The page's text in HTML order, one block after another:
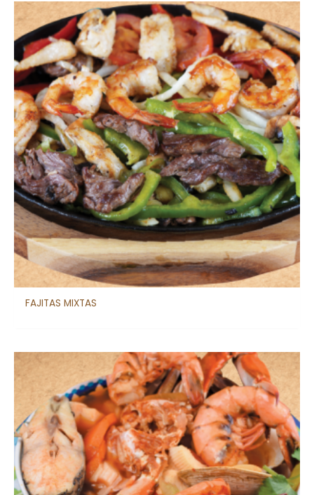
FAJITAS MIXTAS